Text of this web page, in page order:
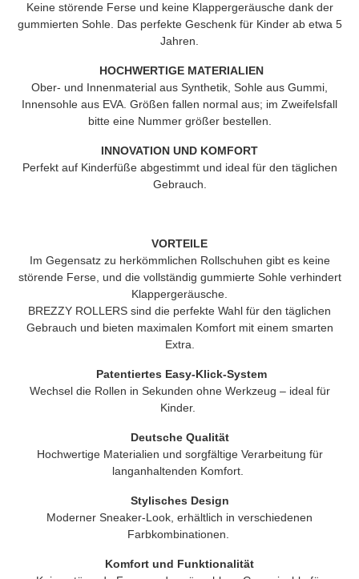
Keine störende Ferse und keine Klappergeräusche dank der
gummierten Sohle. Das perfekte Geschenk für Kinder ab etwa 5
Jahren.
HOCHWERTIGE MATERIALIEN
Ober- und Innenmaterial aus Synthetik, Sohle aus Gummi,
Innensohle aus EVA. Größen fallen normal aus; im Zweifelsfall
bitte eine Nummer größer bestellen.
INNOVATION UND KOMFORT
Perfekt auf Kinderfüße abgestimmt und ideal für den täglichen
Gebrauch.
VORTEILE
Im Gegensatz zu herkömmlichen Rollschuhen gibt es keine
störende Ferse, und die vollständig gummierte Sohle verhindert
Klappergeräusche.
BREZZY ROLLERS sind die perfekte Wahl für den täglichen
Gebrauch und bieten maximalen Komfort mit einem smarten
Extra.
Patentiertes Easy-Klick-System
Wechsel die Rollen in Sekunden ohne Werkzeug – ideal für
Kinder.
Deutsche Qualität
Hochwertige Materialien und sorgfältige Verarbeitung für
langanhaltenden Komfort.
Stylisches Design
Moderner Sneaker-Look, erhältlich in verschiedenen
Farbkombinationen.
Komfort und Funktionalität